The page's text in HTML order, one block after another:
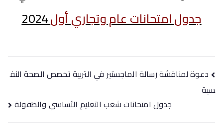
جدول امتحانات عام وتجاري أول2024
دعوة لمناقشة رسالة الماجستير في التربية تخصص الصحة النف
سية
جدول امتحانات شعب التعليم الأساسي والطفولة